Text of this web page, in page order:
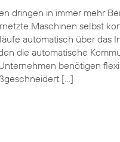
dringen in immer mehr
Maschinen selbst
automatisch über das
die automatische
benötigen
[…]